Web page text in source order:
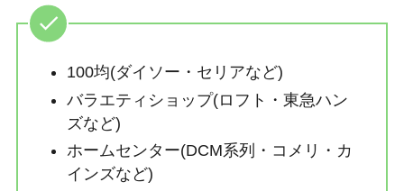
100均(ダイソー・セリアなど)
バラエティショップ(ロフト・東急ハン
ズなど)
ホームセンター(DCM系列・コメリ・カ
インズなど)